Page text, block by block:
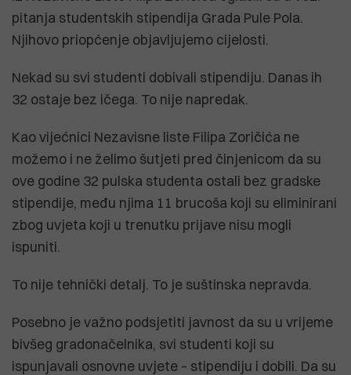
pitanja studentskih stipendija Grada Pule Pola.
Njihovo priopćenje objavljujemo cijelosti.
Nekad su svi studenti dobivali stipendiju. Danas ih
32 ostaje bez ičega. To nije napredak.
Kao vijećnici Nezavisne liste Filipa Zoričića ne
možemo i ne želimo šutjeti pred činjenicom da su
ove godine 32 pulska studenta ostali bez gradske
stipendije, među njima 11 brucoša koji su eliminirani
zbog uvjeta koji u trenutku prijave nisu mogli
ispuniti.
To nije tehnički detalj. To je suštinska nepravda.
Posebno je važno podsjetiti javnost da su u vrijeme
bivšeg gradonačelnika, svi studenti koji su
ispunjavali osnovne uvjete – stipendiju i dobili. Da su